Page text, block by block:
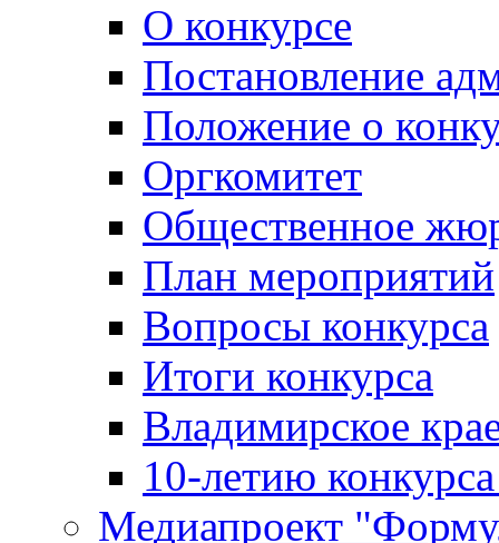
О конкурсе
Постановление
Положение о
Оргкомитет
Общественное
План мероприятий
Вопросы конкурса
Итоги конкурса
Владимирское
10-летию
Медиапроект